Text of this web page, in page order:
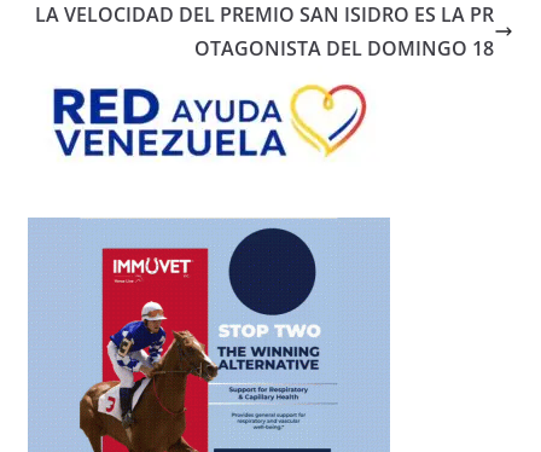
LA VELOCIDAD DEL PREMIO SAN ISIDRO ES LA PR
OTAGONISTA DEL DOMINGO 18